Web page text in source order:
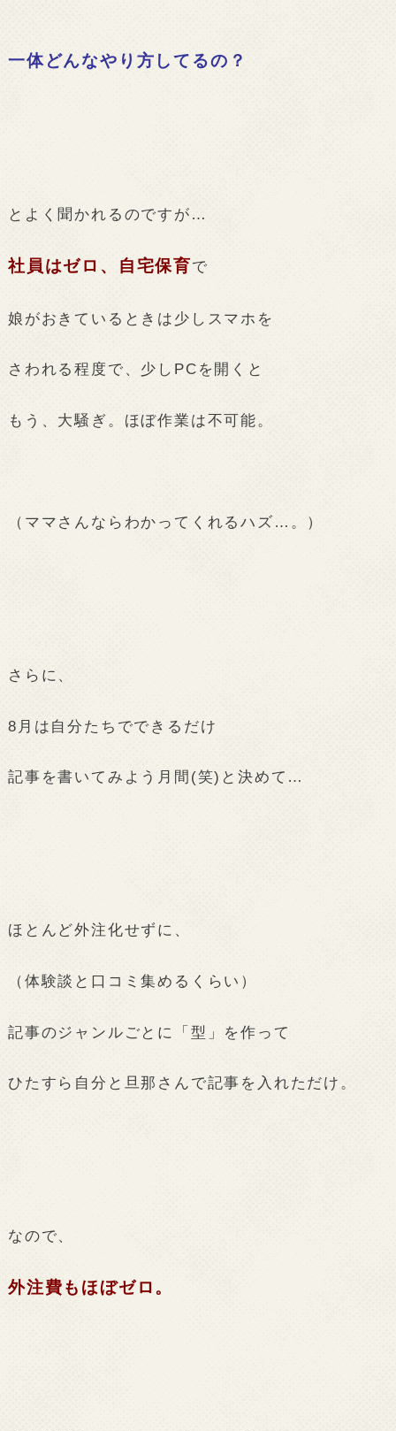
一体どんなやり方してるの？
とよく聞かれるのですが…
社員はゼロ、自宅保育で
娘がおきているときは少しスマホを
さわれる程度で、少しPCを開くと
もう、大騒ぎ。ほぼ作業は不可能。
（ママさんならわかってくれるハズ…。）
さらに、
8月は自分たちでできるだけ
記事を書いてみよう月間(笑)と決めて…
ほとんど外注化せずに、
（体験談と口コミ集めるくらい）
記事のジャンルごとに「型」を作って
ひたすら自分と旦那さんで記事を入れただけ。
なので、
外注費もほぼゼロ。